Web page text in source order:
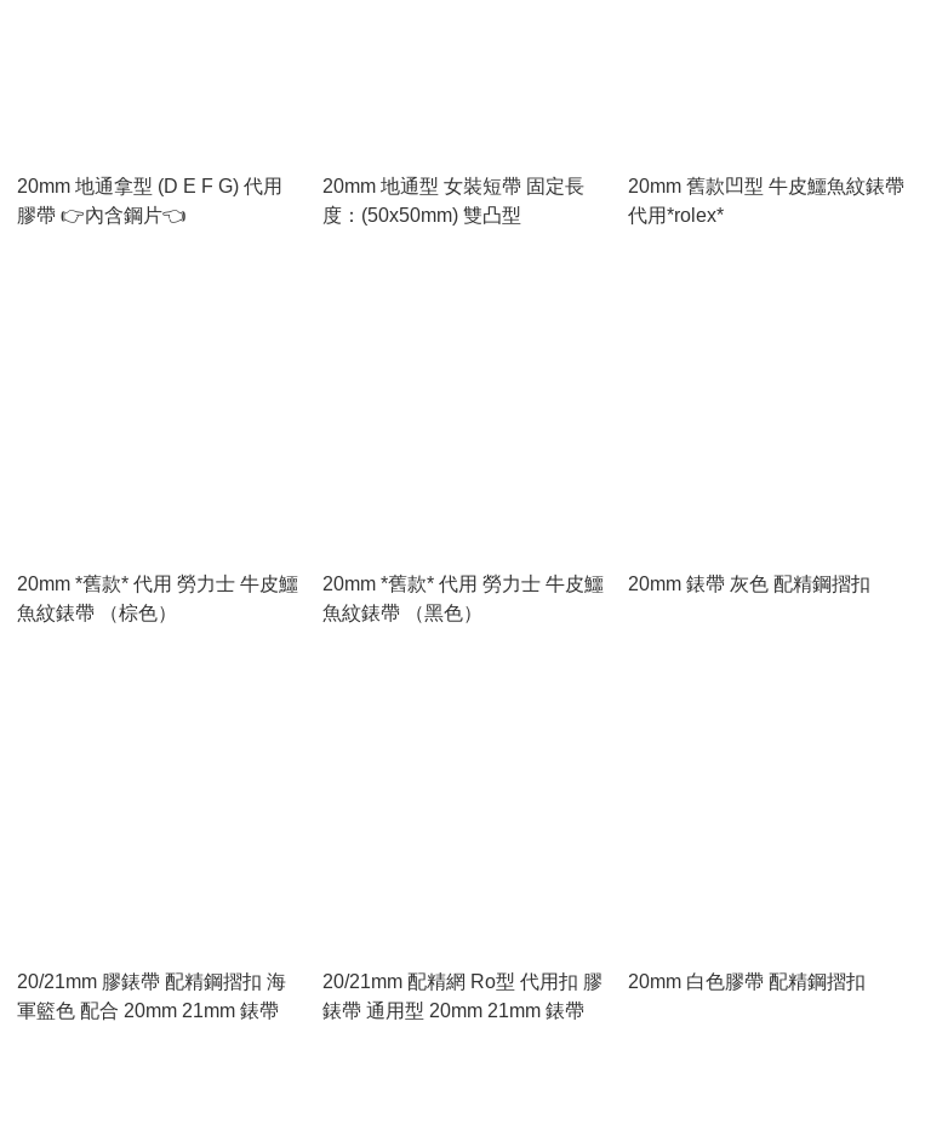
20mm 地通拿型 (D E F G) 代用
膠帶 👉內含鋼片👈
20mm 地通型 女裝短帶 固定長
度：(50x50mm) 雙凸型
20mm 舊款凹型 牛皮鱷魚紋錶帶
代用*rolex*
20mm *舊款* 代用 勞力士 牛皮鱷
魚紋錶帶 （棕色）
20mm *舊款* 代用 勞力士 牛皮鱷
魚紋錶帶 （黑色）
20mm 錶帶 灰色 配精鋼摺扣
20/21mm 膠錶帶 配精鋼摺扣 海
軍籃色 配合 20mm 21mm 錶帶
20/21mm 配精網 Ro型 代用扣 膠
錶帶 通用型 20mm 21mm 錶帶
20mm 白色膠帶 配精鋼摺扣